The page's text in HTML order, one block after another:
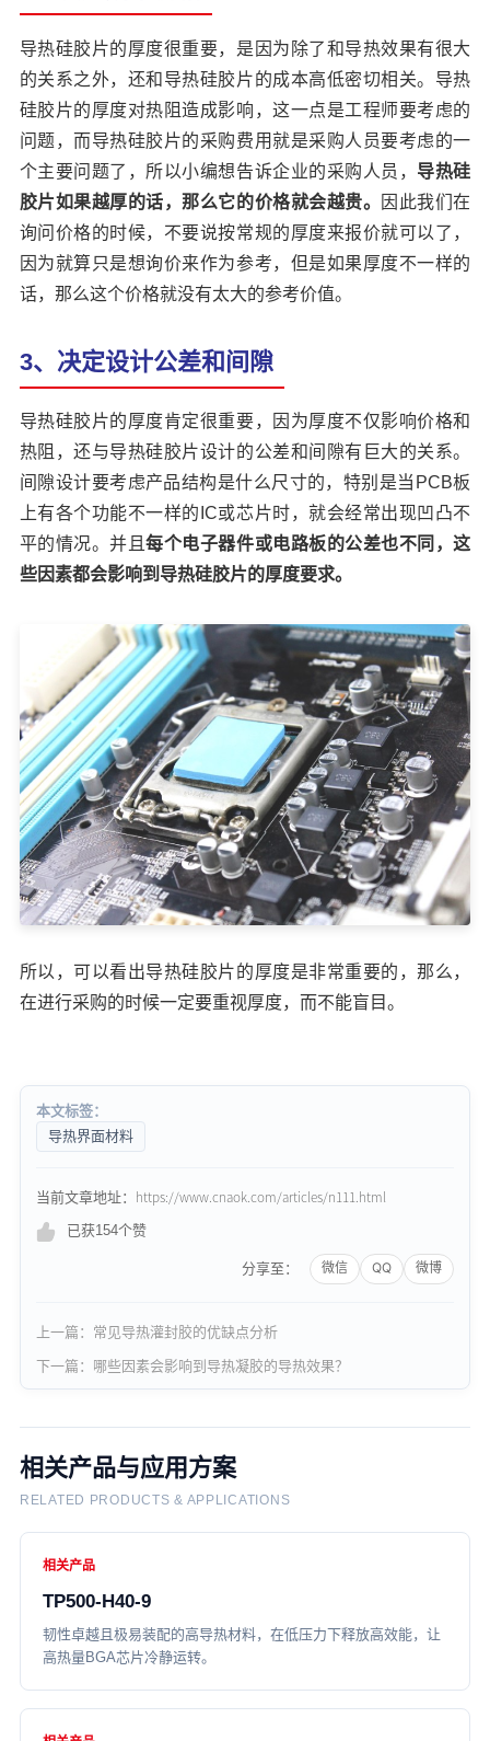
导热硅胶片的厚度很重要，是因为除了和导热效果有很大
的关系之外，还和导热硅胶片的成本高低密切相关。导热
硅胶片的厚度对热阻造成影响，这一点是工程师要考虑的
问题，而导热硅胶片的采购费用就是采购人员要考虑的一
个主要问题了，所以小编想告诉企业的采购人员， 导热硅
胶片如果越厚的话，那么它的价格就会越贵。
因此我们在
询问价格的时候，不要说按常规的厚度来报价就可以了，
因为就算只是想询价来作为参考，但是如果厚度不一样的
话，那么这个价格就没有太大的参考价值。
3、决定设计公差和间隙
导热硅胶片的厚度肯定很重要，因为厚度不仅影响价格和
热阻，还与导热硅胶片设计的公差和间隙有巨大的关系。
间隙设计要考虑产品结构是什么尺寸的，特别是当PCB板
上有各个功能不一样的IC或芯片时，就会经常出现凹凸不
平的情况。并且每个电子器件或电路板的公差也不同，这
些因素都会影响到导热硅胶片的厚度要求。
所以，可以看出导热硅胶片的厚度是非常重要的，那么，
在进行采购的时候一定要重视厚度，而不能盲目。
本文标签：
导热界面材料
当前文章地址：https://www.cnaok.com/articles/n111.html
已获154个赞
分享至：
上一篇：常见导热灌封胶的优缺点分析
下一篇：哪些因素会影响到导热凝胶的导热效果？
相关产品与应用方案
RELATED PRODUCTS & APPLICATIONS
相关产品
TP500-H40-9
韧性卓越且极易装配的高导热材料，在低压力下释放高效能，让
高热量BGA芯片冷静运转。